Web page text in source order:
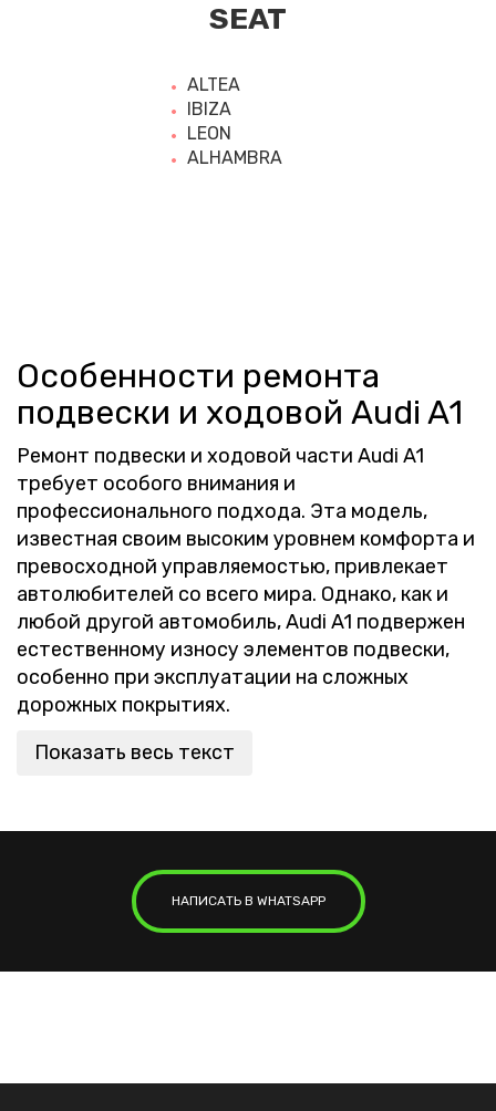
SEAT
ALTEA
IBIZA
LEON
ALHAMBRA
Особенности ремонта
подвески и ходовой Audi A1
Ремонт подвески и ходовой части Audi A1
требует особого внимания и
профессионального подхода. Эта модель,
известная своим высоким уровнем комфорта и
превосходной управляемостью, привлекает
автолюбителей со всего мира. Однако, как и
любой другой автомобиль, Audi A1 подвержен
естественному износу элементов подвески,
особенно при эксплуатации на сложных
дорожных покрытиях.
Показать весь текст
НАПИСАТЬ В WHATSAPP